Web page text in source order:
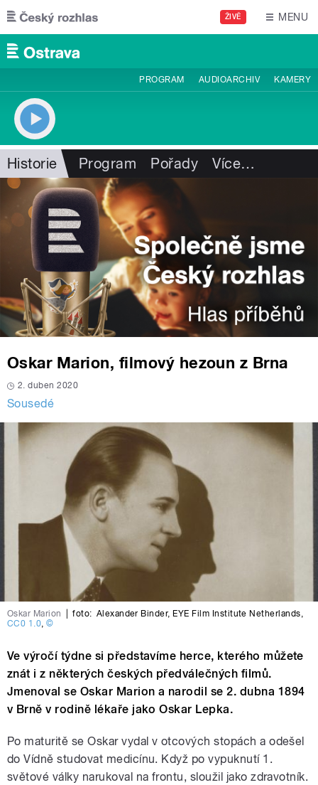
Přejít k hlavnímu obsahu
ŽIVĚ MENU
PROGRAM AUDIOARCHIV KAMERY
Historie Program Pořady Více…
Oskar Marion, filmový hezoun z Brna
2. duben 2020
Sousedé
Oskar Marion foto: Alexander Binder, EYE Film Institute Netherlands,
CC0 1.0,©
Ve výročí týdne si představíme herce, kterého můžete
znát i z některých českých předválečných filmů.
Jmenoval se Oskar Marion a narodil se 2. dubna 1894
v Brně v rodině lékaře jako Oskar Lepka.
Po maturitě se Oskar vydal v otcových stopách a odešel
do Vídně studovat medicínu. Když po vypuknutí 1.
světové války narukoval na frontu, sloužil jako zdravotník.